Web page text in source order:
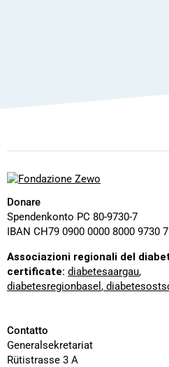
Donare
Spendenkonto PC 80-9730-7
IBAN CH79 0900 0000 8000 9730 7
Associazioni regionali del
certificate: diabetesaargau,
diabetesregionbasel ,
Contatto
Generalsekretariat
Rütistrasse 3 A